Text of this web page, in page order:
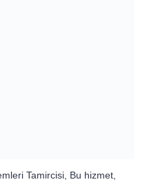
Tamircisi, Bu hizmet,